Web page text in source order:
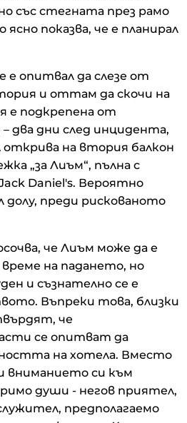
със стегната през рамо
показва, че е планирал
е опитвал да слезе от
и оттам да скочи на
е подкрепена от
– два дни след инцидента,
на втория балкон
„за Лиъм“, пълна с
Daniel's. Вероятно
долу, преди рискованото
че Лиъм може да е
време на падането, но
и съзнателно се е
Въпреки това, близки
че
се опитват да
на хотела. Вместо
вниманието си към
души - негов приятел,
предполагаемо